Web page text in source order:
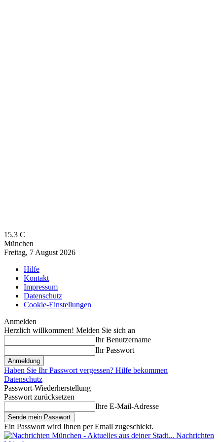
15.3 C
München
Freitag, 7 August 2026
Hilfe
Kontakt
Impressum
Datenschutz
Cookie-Einstellungen
Anmelden
Herzlich willkommen! Melden Sie sich an
Ihr Benutzername
Ihr Passwort
Haben Sie Ihr Passwort vergessen? Hilfe bekommen
Datenschutz
Passwort-Wiederherstellung
Passwort zurücksetzen
Ihre E-Mail-Adresse
Ein Passwort wird Ihnen per Email zugeschickt.
Nachrichten